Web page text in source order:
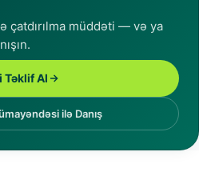
çatdırılma müddəti — və ya
Təklif Al
ilə Danış